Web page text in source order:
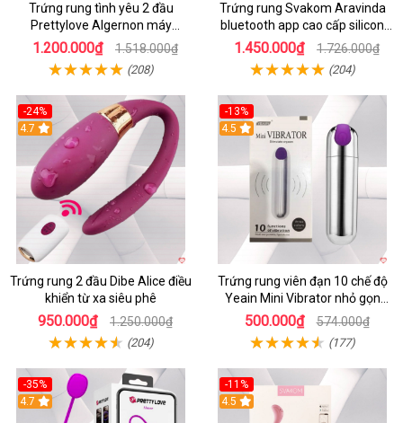
Trứng rung tình yêu 2 đầu
Prettylove Algernon máy
massage điểm G không dây
1.200.000₫ 1.518.000₫
(208)
Trứng rung Svakom Aravinda
bluetooth app cao cấp silicon
mềm
1.450.000₫ 1.726.000₫
(204)
-24%
4.7
Trứng rung 2 đầu Dibe Alice điều
khiển từ xa siêu phê
950.000₫ 1.250.000₫
(204)
-13%
4.5
Trứng rung viên đạn 10 chế độ
Yeain Mini Vibrator nhỏ gọn
sành điệu
500.000₫ 574.000₫
(177)
-35%
4.7
-11%
4.5